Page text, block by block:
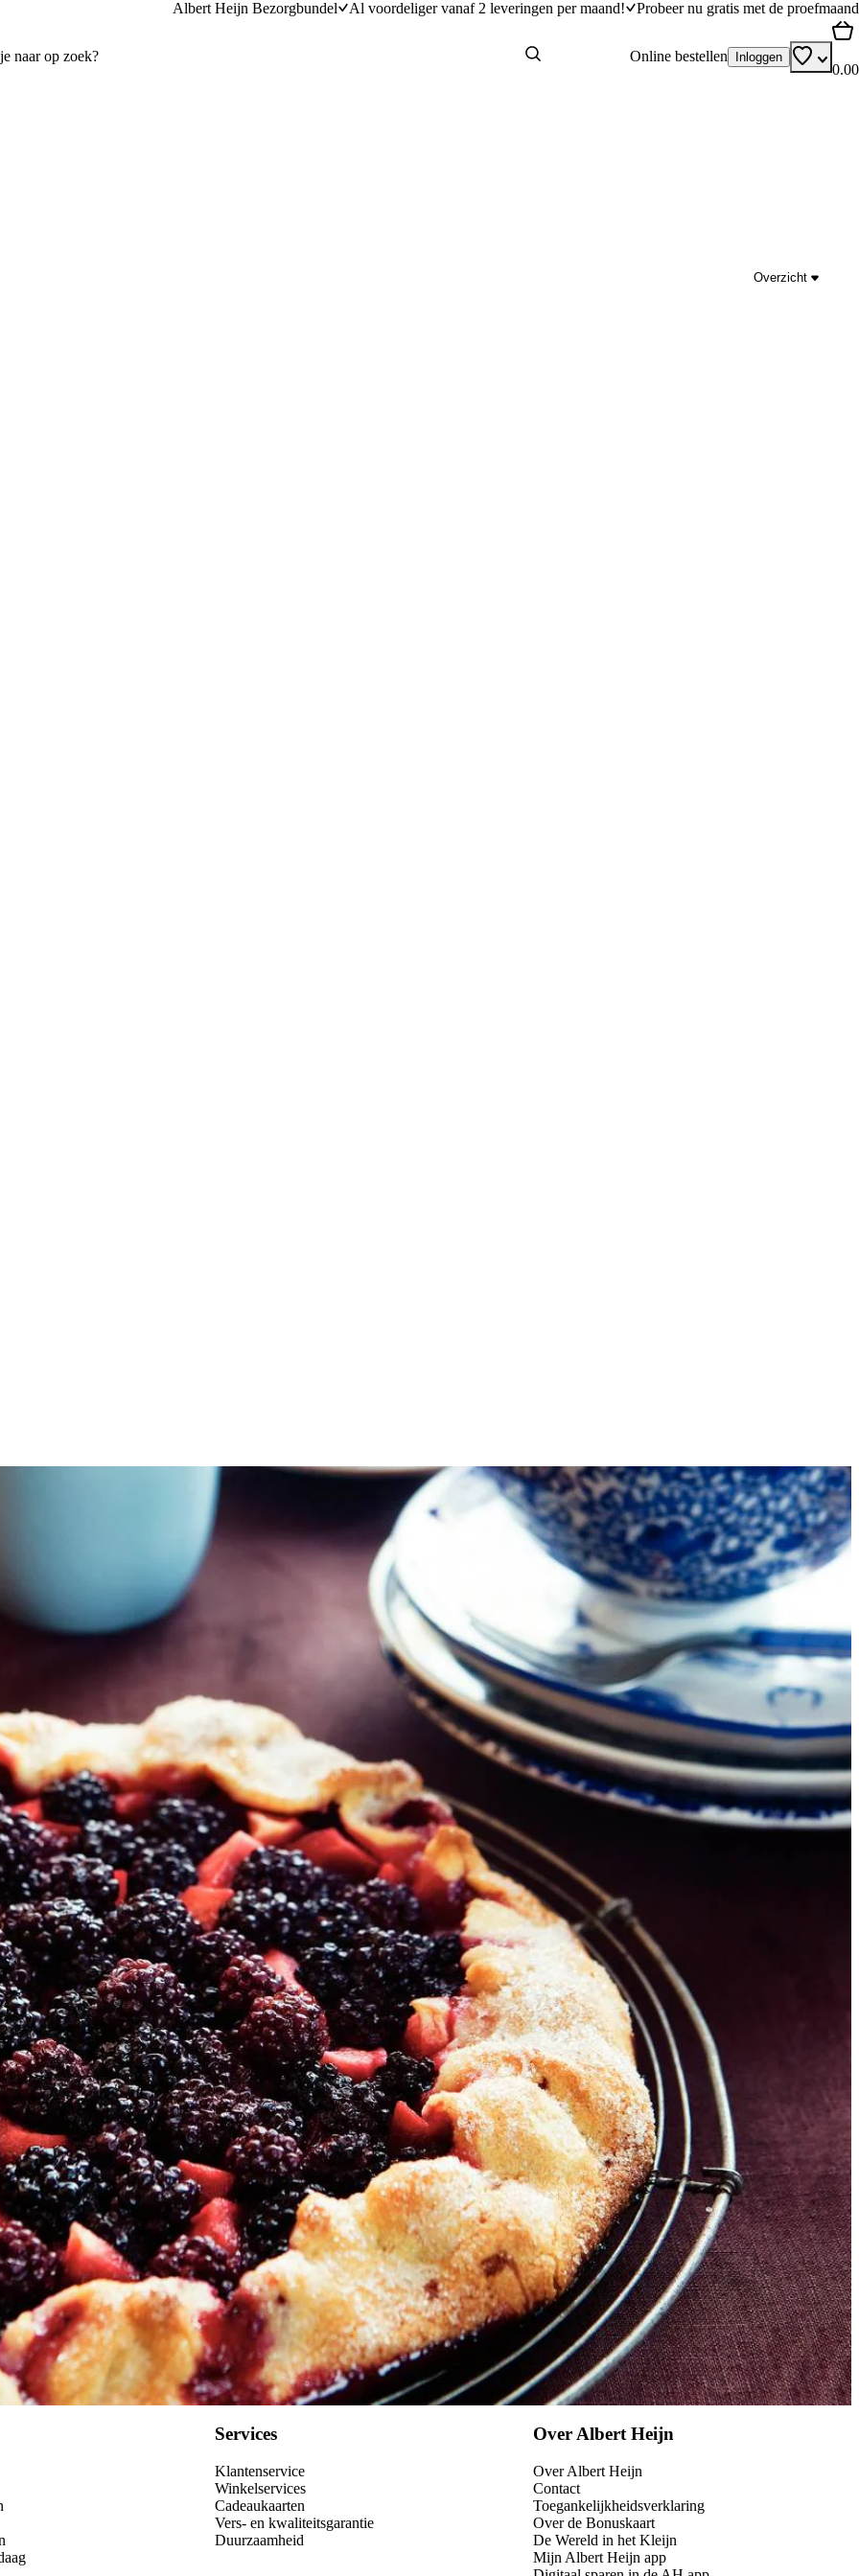
Albert Heijn Bezorgbundel Al voordeliger vanaf 2 leveringen per maand! Probeer nu gratis met de proefmaand
Online bestellen Inloggen
0.00
Overzicht
6
Kies producten
kom. Voeg de boter toe en meng snel tot grove kruimels. Voeg het ei toe en kneed snel tot een soepel deeg. Vorm er een bal van, dek af met
Verwarm de oven voor op 200 °C. Bestrooi het werkblad dun met bloem en rol het deeg uit tot een ronde lap van ca. 35 cm
de appel en de bevroren bramen erop en laat ca. 8 cm rondom vrij. Bestrooi het fruit met 2 el suiker en vouw de rand naar binnen over
crème fraîche.
Wat vond je van dit recept?
Services
Klantenservice
Winkelservices
Cadeaukaarten
Vers- en kwaliteitsgarantie
Duurzaamheid
Over Albert Heijn
Over Albert Heijn
Contact
Toegankelijkheidsverklaring
Over de Bonuskaart
De Wereld in het Kleijn
Mijn Albert Heijn app